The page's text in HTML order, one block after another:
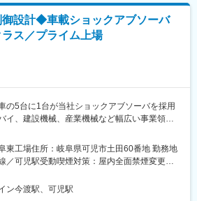
に、いち早く鉄道車両用アルミ窓を開発。以
用窓を専門的に作っている企業は世界的にも
パイオニア的存在として、JR各社をはじめ全
車など、様々な車両に採用されています。
ーカーは少なく、通勤電車や観光列車などの
用されています。ドアについても鉄道やバス
自分の手掛けた製品を目にすることができま
両を大量生産することがないため、多様な
きない面白さがあります。
の座学研修後、年齢の近い先輩社員がついて
て業務に慣れていただきます。
。
ェンジ：
校卒の方で3年目で役付きになった実績もあり
御設計◆車載ショックアブソーバ
ス／プライム上場
の5台に1台が当社ショックアブソーバを採用
イ、建設機械、産業機械など幅広い事業領域
下記のような業務をお任せします。
設備の制御設計（ハード、ソフト）および試
東工場住所：岐阜県可児市土田60番地 勤務地
／可児駅受動喫煙対策：屋内全面禁煙変更の
事業所（リモートワーク含む）
ン今渡駅、可児駅